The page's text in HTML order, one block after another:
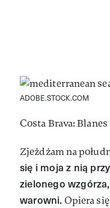
ADOBE.STOCK.COM
Costa Brava: Blanes
Zjeżdżam na
się i moja z nią
zielonego
warowni. Opiera